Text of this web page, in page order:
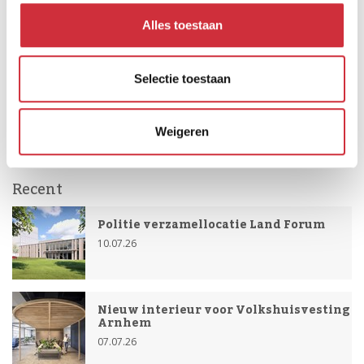
Alles toestaan
Selectie toestaan
Weigeren
functioneert als BIM coördinator. De afstemming van
modellen en informatie van de externe partners is
hierbij één van de taken. Het BIM model is in REVIT
Recent
Politie verzamellocatie Land Forum
10.07.26
Nieuw interieur voor Volkshuisvesting
Arnhem
07.07.26